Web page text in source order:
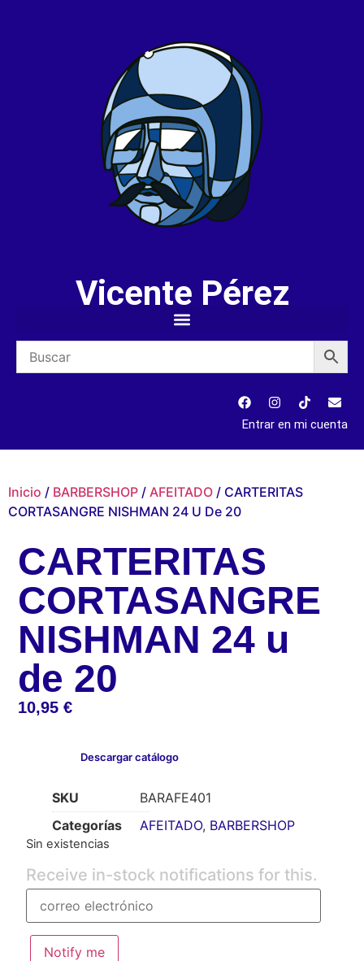
Vicente Pérez
Entrar en mi cuenta
Inicio / BARBERSHOP / AFEITADO / CARTERITAS
CORTASANGRE NISHMAN 24 U De 20
CARTERITAS
CORTASANGRE
NISHMAN 24 u
de 20
10,95€
Descargar catálogo
SKU
BARAFE401
Categorías
AFEITADO, BARBERSHOP
Sin existencias
Receive in-stock notifications for this.
Notify me